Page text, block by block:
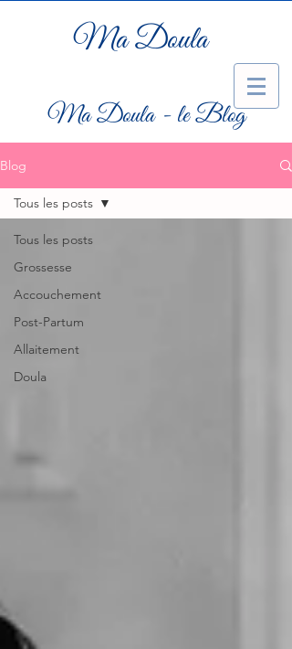
Ma Doula
Ma Doula - le Blog
Blog
Tous les posts
Grossesse
Accouchement
Post-Partum
Allaitement
Doula
Tous les posts